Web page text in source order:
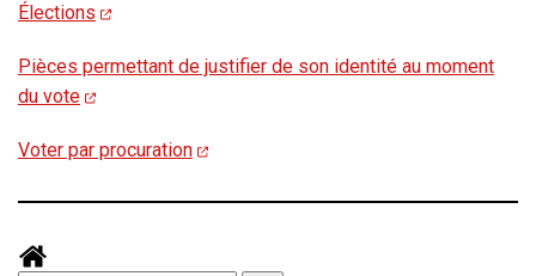
Élections
Pièces permettant de justifier de son identité au moment
du vote
Voter par procuration